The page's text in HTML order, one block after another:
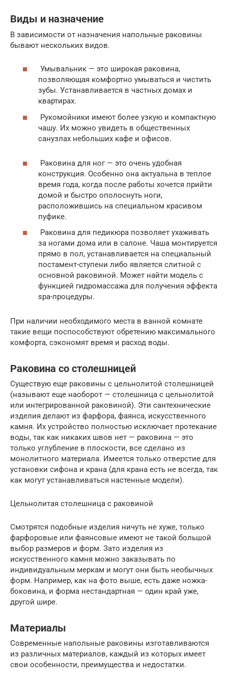
Виды и назначение
В зависимости от назначения напольные раковины
бывают нескольких видов.
Умывальник — это широкая раковина,
позволяющая комфортно умываться и чистить
зубы. Устанавливается в частных домах и
квартирах.
Рукомойники имеют более узкую и компактную
чашу. Их можно увидеть в общественных
санузлах небольших кафе и офисов.
Раковина для ног — это очень удобная
конструкция. Особенно она актуальна в теплое
время года, когда после работы хочется прийти
домой и быстро ополоснуть ноги,
расположившись на специальном красивом
пуфике.
Раковина для педикюра позволяет ухаживать
за ногами дома или в салоне. Чаша монтируется
прямо в пол, устанавливается на специальный
постамент-ступени либо является слитной с
основной раковиной. Может найти модель с
функцией гидромассажа для получения эффекта
spa-процедуры.
При наличии необходимого места в ванной комнате
такие вещи поспособствуют обретению максимального
комфорта, сэкономят время и расход воды.
Раковина со столешницей
Существую еще раковины с цельнолитой столешницей
(называют еще наоборот — столешница с цельнолитой
или интегрированной раковиной). Эти сантехнические
изделия делают из фарфора, фаянса, искусственного
камня. Их устройство полностью исключает протекание
воды, так как никаких швов нет — раковина — это
только углубление в плоскости, все сделано из
монолитного материала. Имеется только отверстие для
установки сифона и крана (для крана есть не всегда, так
как могут устанавливаться настенные модели).
Цельнолитая столешница с раковиной
Смотрятся подобные изделия ничуть не хуже, только
фарфоровые или фаянсовые имеют не такой большой
выбор размеров и форм. Зато изделия из
искусственного камня можно заказывать по
индивидуальным меркам и могут они быть необычных
форм. Например, как на фото выше, есть даже ножка-
боковина, и форма нестандартная — один край уже,
другой шире.
Материалы
Современные напольные раковины изготавливаются
из различных материалов, каждый из которых имеет
свои особенности, преимущества и недостатки.